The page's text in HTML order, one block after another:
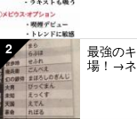
2
最強の
場！→ネ